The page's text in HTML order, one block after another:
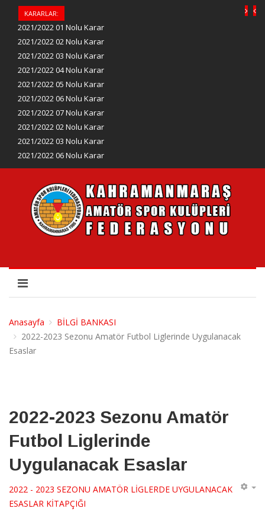
KARARLAR:
2021/2022 01 Nolu Karar
2021/2022 02 Nolu Karar
2021/2022 03 Nolu Karar
2021/2022 04 Nolu Karar
2021/2022 05 Nolu Karar
2021/2022 06 Nolu Karar
2021/2022 07 Nolu Karar
2021/2022 02 Nolu Karar
2021/2022 03 Nolu Karar
2021/2022 06 Nolu Karar
Anasayfa
BİLGİ BANKASI
2022-2023 Sezonu Amatör Futbol Liglerinde Uygulanacak
Esaslar
2022-2023 Sezonu Amatör
Futbol Liglerinde
Uygulanacak Esaslar
2022 - 2023 SEZONU AMATÖR LİGLERDE UYGULANACAK
ESASLAR KİTAPÇIĞI